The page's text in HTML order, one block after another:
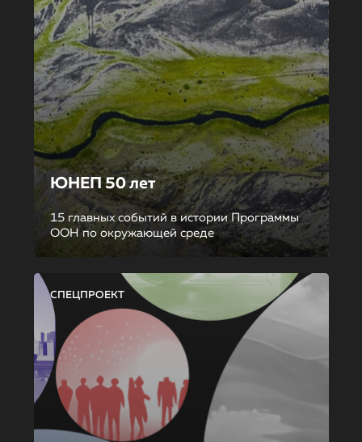
ЮНЕП 50 лет
15 главных событий в истории Программы
ООН по окружающей среде
СПЕЦПРОЕКТ